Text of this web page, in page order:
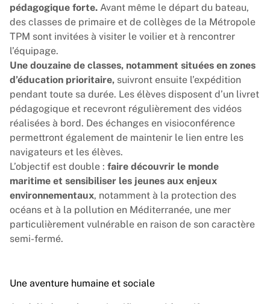
pédagogique forte. Avant même le départ du bateau,
des classes de primaire et de collèges de la Métropole
TPM sont invitées à visiter le voilier et à rencontrer
l’équipage.
Une douzaine de classes, notamment situées en zones
d’éducation prioritaire, suivront ensuite l’expédition
pendant toute sa durée. Les élèves disposent d’un livret
pédagogique et recevront régulièrement des vidéos
réalisées à bord. Des échanges en visioconférence
permettront également de maintenir le lien entre les
navigateurs et les élèves.
L’objectif est double : faire découvrir le monde
maritime et sensibiliser les jeunes aux enjeux
environnementaux, notamment à la protection des
océans et à la pollution en Méditerranée, une mer
particulièrement vulnérable en raison de son caractère
semi-fermé.
Une aventure humaine et sociale